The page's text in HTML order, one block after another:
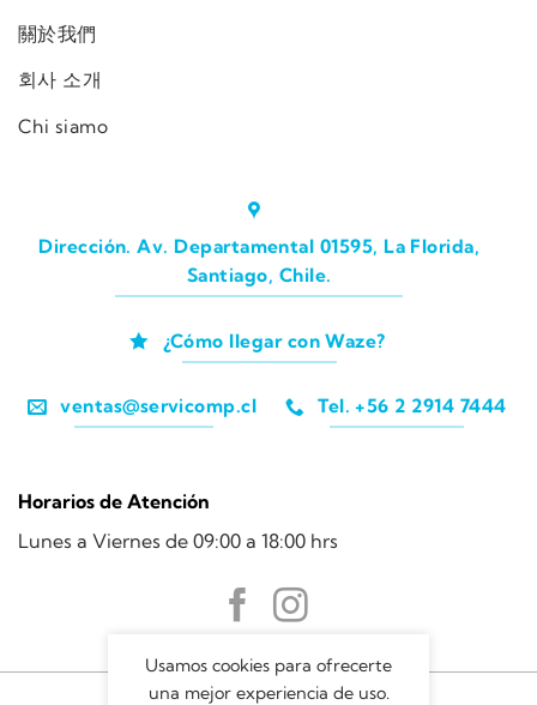
關於我們
회사 소개
Chi siamo
Dirección. Av. Departamental 01595, La Florida,
Santiago, Chile.
¿Cómo llegar con Waze?
ventas@servicomp.cl Tel. +56 2 2914 7444
Horarios de Atención
Lunes a Viernes de 09:00 a 18:00 hrs
Usamos cookies para ofrecerte
una mejor experiencia de uso.